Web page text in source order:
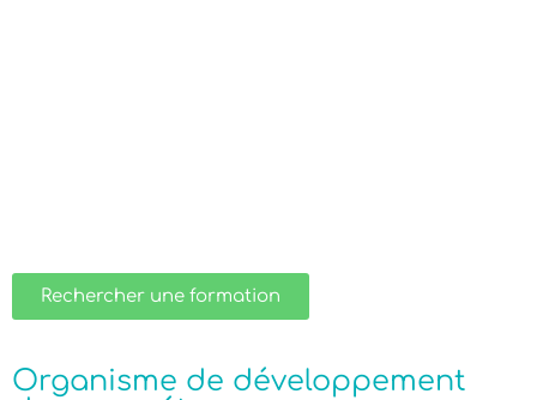
Rechercher une formation
Organisme de développement